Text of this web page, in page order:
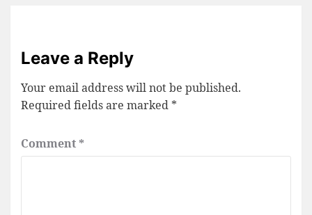
Leave a Reply
Your email address will not be published.
Required fields are marked *
Comment *